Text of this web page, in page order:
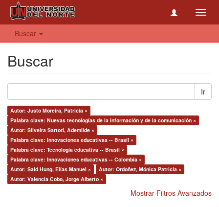
Buscar
Buscar
Ir
Autor: Justo Moreira, Patricia ×
Palabra clave: Nuevas tecnologías de la información y de la comunicación ×
Autor: Silveira Sartori, Ademilde ×
Palabra clave: Innovaciones educativas -- Brasil ×
Palabra clave: Tecnología educativa -- Brasil ×
Palabra clave: Innovaciones educativas -- Colombia ×
Autor: Said Hung, Elías Manuel ×
Autor: Ordoñez, Mónica Patricia ×
Autor: Valencia Cobo, Jorge Alberto ×
Mostrar Filtros Avanzados